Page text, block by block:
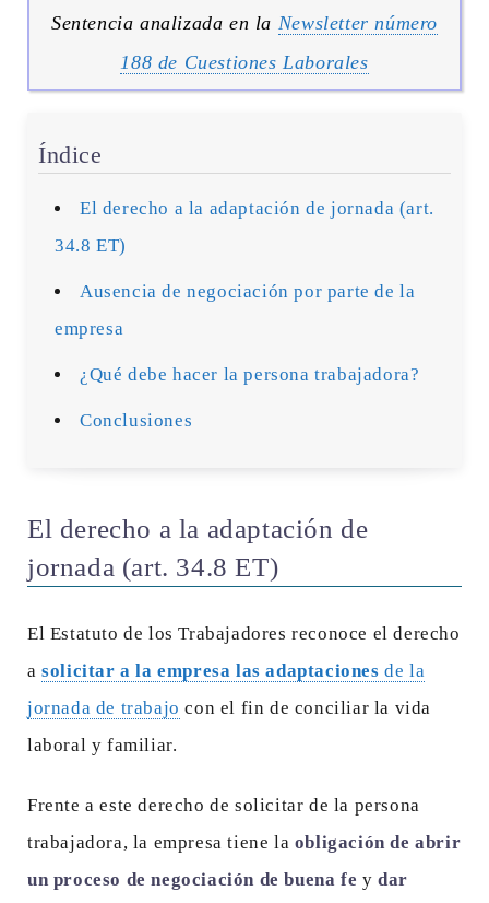
Sentencia analizada en la Newsletter número
188 de Cuestiones Laborales
Índice
El derecho a la adaptación de jornada (art.
34.8 ET)
Ausencia de negociación por parte de la
empresa
¿Qué debe hacer la persona trabajadora?
Conclusiones
El derecho a la adaptación de
jornada (art. 34.8 ET)
El Estatuto de los Trabajadores reconoce el derecho
asolicitar a la empresa las adaptaciones de la
jornada de trabajo con el fin de conciliar la vida
laboral y familiar.
Frente a este derecho de solicitar de la persona
trabajadora, la empresa tiene la obligación de abrir
un proceso de negociación de buena fe ydar